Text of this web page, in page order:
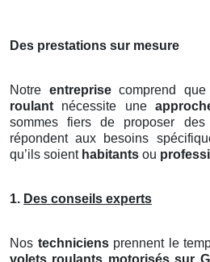
Des prestations sur mesure
Notre entreprisecomprend que
roulant nécessite une
sommes fiers de proposer des
répondent aux besoins
qu’ils soient habitants ou
1. Des conseils experts
Nos techniciensprennent le
volets roulants motorisés sur